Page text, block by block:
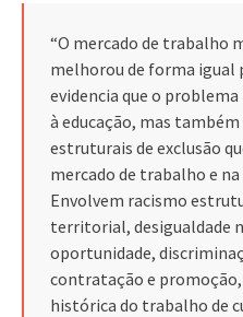
“O mercado de trabalho
melhorou de forma igual
evidencia que o
à educação, mas
estruturais de exclusão
mercado de trabalho e
Envolvem racismo
territorial, desigualdade
oportunidade,
contratação e
histórica do trabalho de